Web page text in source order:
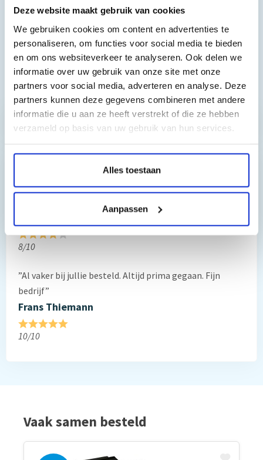
Deze website maakt gebruik van cookies
We gebruiken cookies om content en advertenties te
personaliseren, om functies voor social media te bieden
en om ons websiteverkeer te analyseren. Ook delen we
informatie over uw gebruik van onze site met onze
partners voor social media, adverteren en analyse. Deze
partners kunnen deze gegevens combineren met andere
informatie die u aan ze heeft verstrekt of die ze hebben
verzameld op basis van uw gebruik van hun services.
Alles toestaan
Aanpassen
Officejet 6600, HP Officejet 6100E
Toch nog een vraag?
Hebt u vragen bij het artikel?
Reviews van klanten…
8/10
”Al vaker bij jullie besteld. Altijd prima gegaan. Fijn
bedrijf”
Frans Thiemann
10/10
Vaak samen besteld